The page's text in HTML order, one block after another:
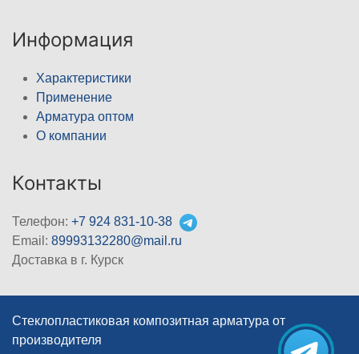
Информация
Характеристики
Применение
Арматура оптом
О компании
Контакты
Телефон: +7 924 831-10-38
Email: 89993132280@mail.ru
Доставка в г. Курск
Стеклопластиковая композитная арматура от
производителя